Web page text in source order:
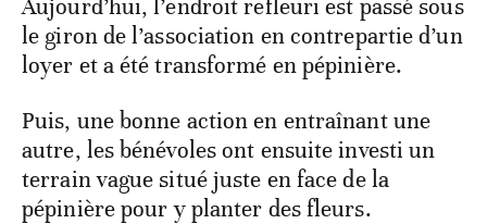
Aujourd’hui, l’endroit refleuri est passé sous
le giron de l’association en contrepartie d’un
loyer et a été transformé en pépinière.
Puis, une bonne action en entraînant une
autre, les bénévoles ont ensuite investi un
terrain vague situé juste en face de la
pépinière pour y planter des fleurs.